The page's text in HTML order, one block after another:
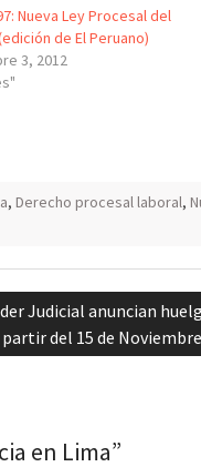
Nueva Ley Procesal del
de El Peruano)
3, 2012
, Derecho procesal laboral,
Judicial anuncian
del 15 de Noviembre
en Lima”